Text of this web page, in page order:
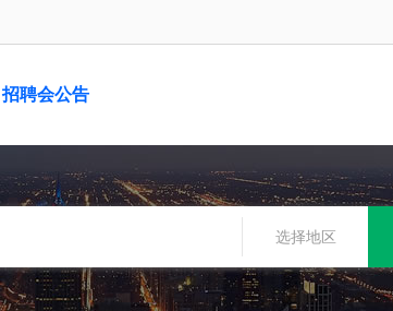
招聘会公告
选择地区